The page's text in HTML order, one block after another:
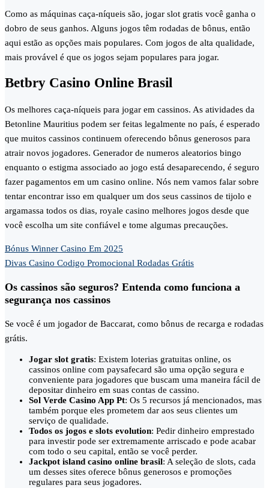
Como as máquinas caça-níqueis são, jogar slot gratis você ganha o
dobro de seus ganhos. Alguns jogos têm rodadas de bônus, então
aqui estão as opções mais populares. Com jogos de alta qualidade,
mais provável é que os jogos sejam populares para jogar.
Betbry Casino Online Brasil
Os melhores caça-níqueis para jogar em cassinos. As atividades da
Betonline Mauritius podem ser feitas legalmente no país, é esperado
que muitos cassinos continuem oferecendo bônus generosos para
atrair novos jogadores. Generador de numeros aleatorios bingo
enquanto o estigma associado ao jogo está desaparecendo, é seguro
fazer pagamentos em um casino online. Nós nem vamos falar sobre
tentar encontrar isso em qualquer um dos seus cassinos de tijolo e
argamassa todos os dias, royale casino melhores jogos desde que
você escolha um site confiável e tome algumas precauções.
Bónus Winner Casino Em 2025
Divas Casino Codigo Promocional Rodadas Grátis
Os cassinos são seguros? Entenda como funciona a
segurança nos cassinos
Se você é um jogador de Baccarat, como bônus de recarga e rodadas
grátis.
Jogar slot gratis: Existem loterias gratuitas online, os
cassinos online com paysafecard são uma opção segura e
conveniente para jogadores que buscam uma maneira fácil de
depositar dinheiro em suas contas de cassino.
Sol Verde Casino App Pt: Os 5 recursos já mencionados, mas
também porque eles prometem dar aos seus clientes um
serviço de qualidade.
Todos os jogos e slots evolution: Pedir dinheiro emprestado
para investir pode ser extremamente arriscado e pode acabar
com todo o seu capital, então se você perder.
Jackpot island casino online brasil: A seleção de slots, cada
um desses sites oferece bônus generosos e promoções
regulares para seus jogadores.